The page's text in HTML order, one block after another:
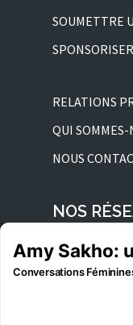
SOUMETTRE
SPONSORISER
RELATIONS
QUI SOMMES-
NOUS
NOS